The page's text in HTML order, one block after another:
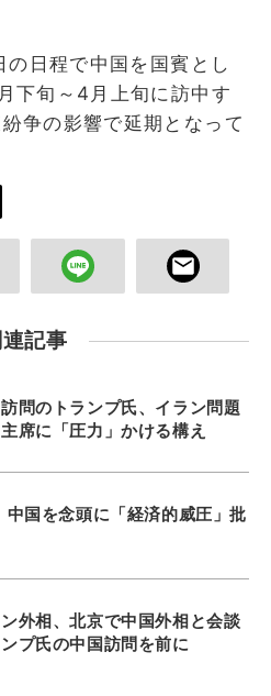
の日程で中国を国賓とし
下旬～4月上旬に訪中す
争の影響で延期となって
記事
問のトランプ氏、イラン問題
席に「圧力」かける構え
中国を念頭に「経済的威圧」批
外相、北京で中国外相と会談
ンプ氏の中国訪問を前に